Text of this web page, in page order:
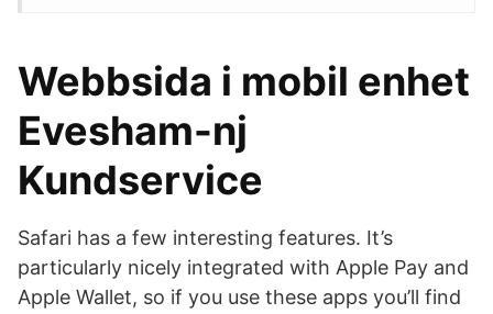
Webbsida i mobil enhet
Evesham-nj
Kundservice
Safari has a few interesting features. It’s
particularly nicely integrated with Apple Pay and
Apple Wallet, so if you use these apps you’ll find